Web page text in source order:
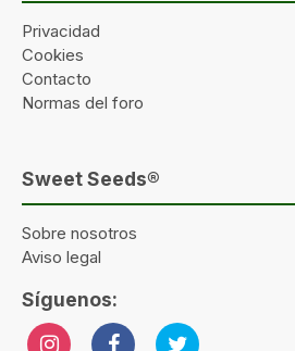
Privacidad
Cookies
Contacto
Normas del foro
Sweet Seeds®
Sobre nosotros
Aviso legal
Síguenos: